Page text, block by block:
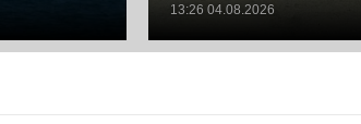
13:26 04.08.2026